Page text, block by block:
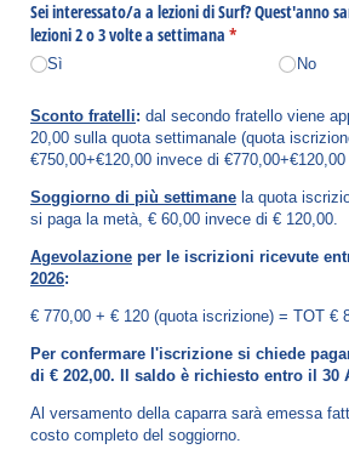
Sei interessato/​a a lezioni di Surf? Quest'anno
lezioni 2 o 3 volte a settimana *
(richiesto)
Sì No
Sconto fratelli: dal secondo fratello viene
20,00 sulla quota settimanale (quota
€750,00+€120,00 invece di €770,00+€120,00
Soggiorno di più settimane la quota
si paga la metà, € 60,00 invece di € 120,00.
Agevolazione per le iscrizioni ricevute
2026:
€ 770,00 + € 120 (quota iscrizione) = TOT €
Per confermare l'iscrizione si chiede
di € 202,00. Il saldo è richiesto entro il 30
Al versamento della caparra sarà emessa
costo completo del soggiorno.